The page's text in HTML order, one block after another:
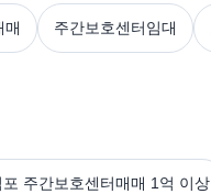
매 주간보호센터임대
포 주간보호센터매매 1억 이상